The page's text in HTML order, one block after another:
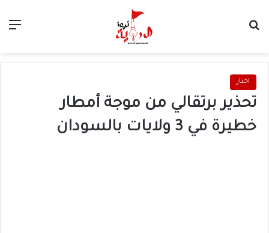
اخبار
تحذير برتقالي من موجة أمطار
خطيرة في 3 ولايات بالسودان